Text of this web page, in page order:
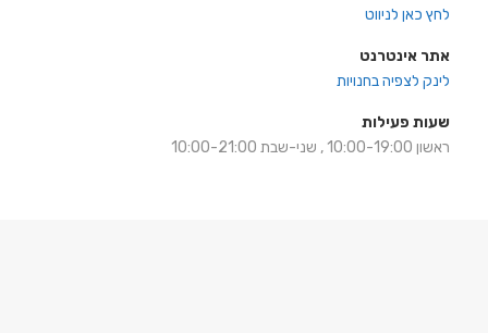
לחץ כאן לניווט
אתר אינטרנט
לינק לצפיה בחנויות
שעות פעילות
ראשון 10:00-19:00 , שני-שבת 10:00-21:00